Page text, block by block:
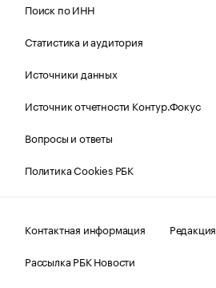
Поиск по ИНН
Статистика и аудитория
Источники данных
Источник отчетности Контур.Фокус
Вопросы и ответы
Политика Cookies РБК
Контактная информация
Редакция
Рассылка РБК Новости